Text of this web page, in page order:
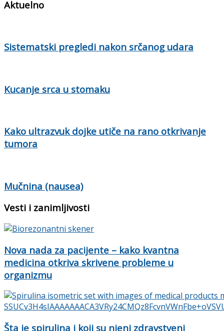
Aktuelno
Sistematski pregledi nakon srčanog udara
Kucanje srca u stomaku
Kako ultrazvuk dojke utiče na rano otkrivanje
tumora
Mučnina (nausea)
Vesti i zanimljivosti
Nova nada za pacijente – kako kvantna
medicina otkriva skrivene probleme u
organizmu
Šta je spirulina i koji su njeni zdravstveni